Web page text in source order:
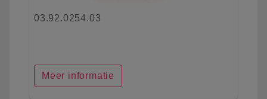
03.92.0254.03
Meer informatie